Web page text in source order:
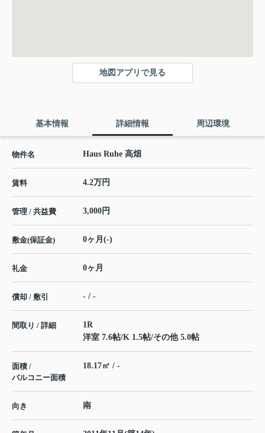
地図アプリで見る
基本情報 詳細情報 周辺環境
物件名 Haus Ruhe 高畑
賃料 4.2万円
管理 / 共益費 3,000円
敷金(保証金) 0ヶ月(-)
礼金 0ヶ月
償却 / 敷引 - / -
間取り / 詳細
1R
洋室 7.6帖/K 1.5帖/その他 5.0帖
面積 /
バルコニー面積
18.17㎡ / -
向き 南